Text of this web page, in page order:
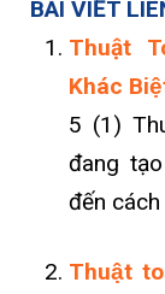
BÀI VIẾT
Thuật
Khác
5 (1)
đang
đến cách
Thuật